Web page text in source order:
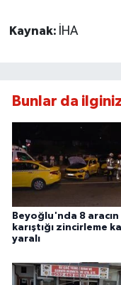
Kaynak: İHA
Bunlar da
Beyoğlu'nda 8 aracın
karıştığı zincirleme
yaralı